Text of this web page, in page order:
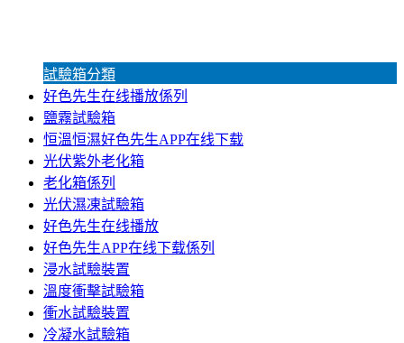
試驗箱分類
好色先生在线播放係列
鹽霧試驗箱
恒溫恒濕好色先生APP在线下载
光伏紫外老化箱
老化箱係列
光伏濕凍試驗箱
好色先生在线播放
好色先生APP在线下载係列
浸水試驗裝置
溫度衝擊試驗箱
衝水試驗裝置
冷凝水試驗箱